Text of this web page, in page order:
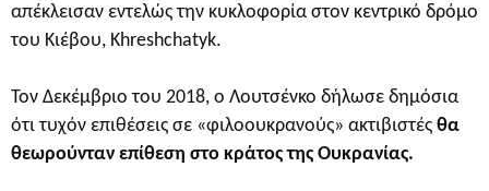
απέκλεισαν εντελώς την κυκλοφορία στον κεντρικό δρόμο
του Κιέβου, Khreshchatyk.
Τον Δεκέμβριο του 2018, ο Λουτσένκο δήλωσε δημόσια
ότι τυχόν επιθέσεις σε «φιλοουκρανούς» ακτιβιστές θα
θεωρούνταν επίθεση στο κράτος της Ουκρανίας.